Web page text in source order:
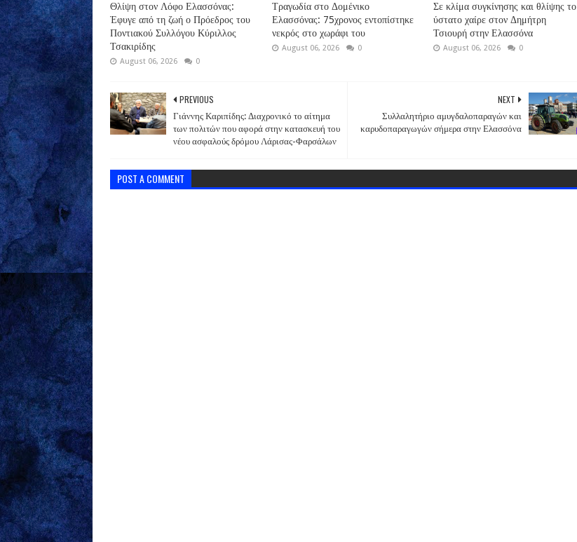
Θλίψη στον Λόφο Ελασσόνας:
Έφυγε από τη ζωή ο Πρόεδρος του
Ποντιακού Συλλόγου Κύριλλος
Τσακιρίδης
August 06, 2026 0
Τραγωδία στο Δομένικο
Ελασσόνας: 75χρονος εντοπίστηκε
νεκρός στο χωράφι του
August 06, 2026 0
Σε κλίμα συγκίνησης και θλίψης το
ύστατο χαίρε στον Δημήτρη
Τσιουρή στην Ελασσόνα
August 06, 2026 0
NEXT
Συλλαλητήριο αμυγδαλοπαραγών και
καρυδοπαραγωγών σήμερα στην Ελασσόνα
PREVIOUS
Γιάννης Καριπίδης: Διαχρονικό το αίτημα
των πολιτών που αφορά στην κατασκευή του
νέου ασφαλούς δρόμου Λάρισας-Φαρσάλων
POST A COMMENT